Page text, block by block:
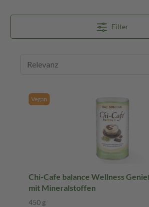
Filter
Vegan
Chi-Cafe balance Wellness
mit Mineralstoffen
450 g